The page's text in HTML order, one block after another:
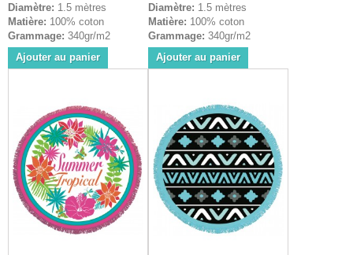
Diamètre: 1.5 mètres
Matière: 100% coton
Grammage: 340gr/m2
Ajouter au panier
Diamètre: 1.5 mètres
Matière: 100% coton
Grammage: 340gr/m2
Ajouter au panier